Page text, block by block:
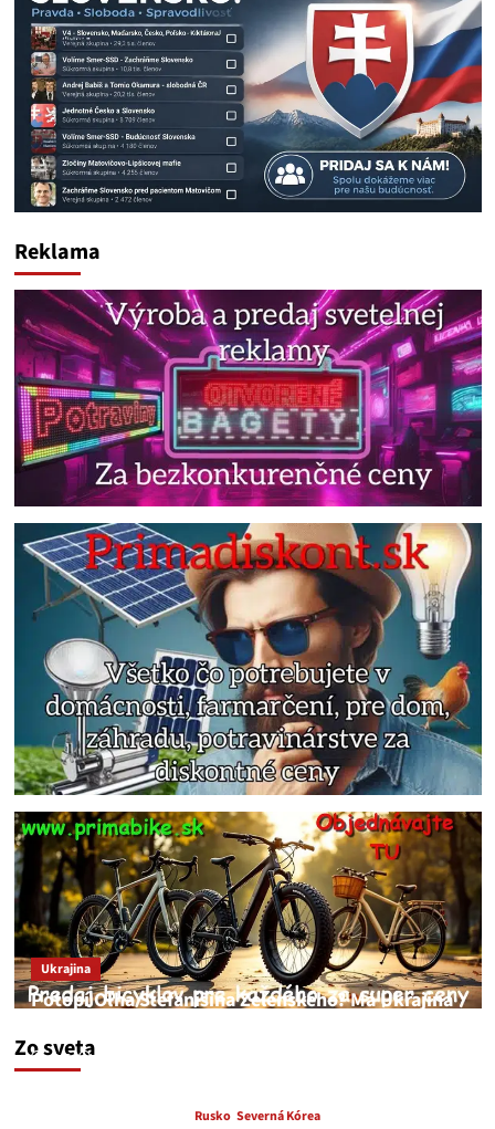
Reklama
Zo sveta
Ukrajina
Potopí Oľha Stefanišina Zelenského? Má Ukrajina
JNS
Rusko Severná Kórea